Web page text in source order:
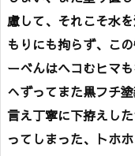
慮して、それこそ水
もりにも拘らず、こ
ーべんはヘコむヒマ
へずってまた黒フチ
言え丁寧に下拵えし
ってしまった、トホ